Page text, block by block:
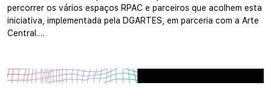
percorrer os vários espaços RPAC e parceiros que acolhem esta
iniciativa, implementada pela DGARTES, em parceria com a Arte
Central.…